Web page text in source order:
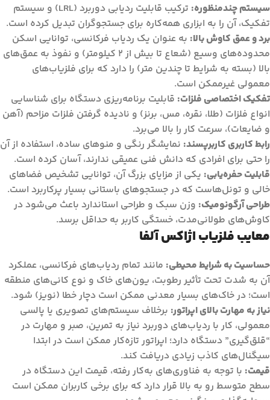
سیستم چندمنظوره:
ترکیب قابلیت ردیابی دوربرد (LRL) و سیستم
تفکیک، آن را به ابزاری همه‌کاره برای جستجوگران تبدیل کرده است.
برد و عمق کاوش بالا: به عنوان یک ردیاب فرکانسی، توانایی اسکن
محدوده‌های وسیع (شعاع تا بیش از 2 کیلومتر) و نفوذ به عمق‌های
بالا (بسته به شرایط تا چندین متر) را دارد که برای فلزیاب‌های
معمولی غیرممکن است.
تفکیک اختصاصی فلزات: قابلیت برنامه‌ریزی دستگاه برای شناسایی
انواع فلزات (طلا، نقره، مس، برنز) و نادیده گرفتن فلزات مزاحم (آهن
و ضایعات)، سرعت کار را بالا می‌برد.
رابط کاربری کاربرپسند: نمایشگر رنگی و منوهای ساده، استفاده از آن
را حتی برای افرادی که دانش فنی عمیقی ندارند، آسان کرده است.
قابلیت حفره‌یابی: یکی از مزایای بزرگ آن، توانایی تشخیص فضاهای
خالی و تونل‌هاست که در جستجوهای باستانی بسیار پرکاربرد است.
طراحی آرگونومیک: وزن سبک و طراحی استاندارد باعث می‌شود در
کاوش‌های طولانی‌مدت، خستگی کاربر به حداقل برسد.
معایب فلزیاب اژاکس آلفا
حساسیت به شرایط محیطی: مانند تمام ردیاب‌های فرکانسی، عملکرد
آن به شدت تحت تأثیر رطوبت، یون‌های خاک و نوع کانی‌های منطقه
است؛ در خاک‌های بسیار معدنی ممکن است دچار خطا (نویز) شود.
نیاز به مهارت بالای اپراتور: برخلاف سیستم‌های تصویری یا پالسی
معمولی، کار با ردیاب‌های دوربرد نیاز به تمرین، صبر و مهارت در
“قلق‌گیری” دستگاه دارد؛ اپراتور تازه‌کار ممکن است در ابتدا
سیگنال‌های کاذب زیادی دریافت کند.
قیمت: با توجه به فناوری‌های به‌کار رفته، قیمت این دستگاه در
سطح متوسط رو به بالا قرار دارد که برای برخی کاربران ممکن است